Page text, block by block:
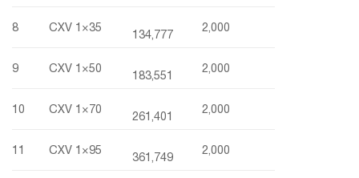
8 CXV 1×35
134,777
2,000
9 CXV 1×50
183,551
2,000
10 CXV 1×70
261,401
2,000
11 CXV 1×95
361,749
2,000